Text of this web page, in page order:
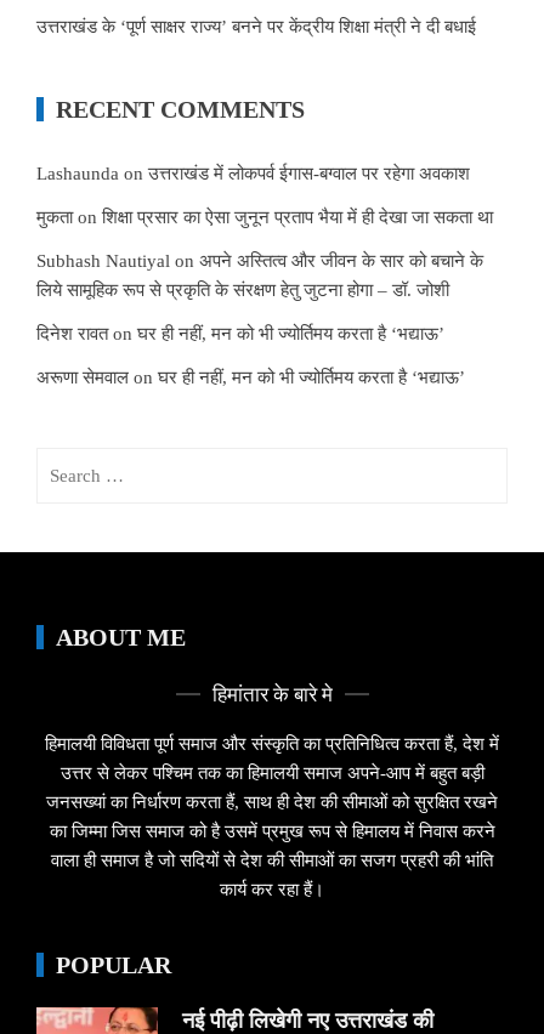
उत्तराखंड के ‘पूर्ण साक्षर राज्य’ बनने पर केंद्रीय शिक्षा मंत्री ने दी बधाई
RECENT COMMENTS
Lashaunda onउत्तराखंड में लोकपर्व ईगास-बग्वाल पर रहेगा अवकाश
मुकताonशिक्षा प्रसार का ऐसा जुनून प्रताप भैया में ही देखा जा सकता था
Subhash Nautiyal on अपने अस्तित्व और जीवन के सार को बचाने के
लिये सामूहिक रूप से प्रकृति के संरक्षण हेतु जुटना होगा – डॉ. जोशी
दिनेश रावतonघर ही नहीं, मन को भी ज्योर्तिमय करता है ‘भद्याऊ’
अरूणा सेमवाल onघर ही नहीं, मन को भी ज्योर्तिमय करता है ‘भद्याऊ’
ABOUT ME
हिमांतार के बारे मे
हिमालयी विविधता पूर्ण समाज और संस्कृति का प्रतिनिधित्व करता हैं, देश में
उत्तर से लेकर पश्चिम तक का हिमालयी समाज अपने-आप में बहुत बड़ी
जनसख्यां का निर्धारण करता हैं, साथ ही देश की सीमाओं को सुरक्षित रखने
का जिम्मा जिस समाज को है उसमें प्रमुख रूप से हिमालय में निवास करने
वाला ही समाज है जो सदियों से देश की सीमाओं का सजग प्रहरी की भांति
कार्य कर रहा हैं।
POPULAR
नई पीढ़ी लिखेगी नए उत्तराखंड की